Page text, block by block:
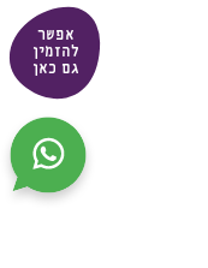
אפשר
להזמין
גם כאן